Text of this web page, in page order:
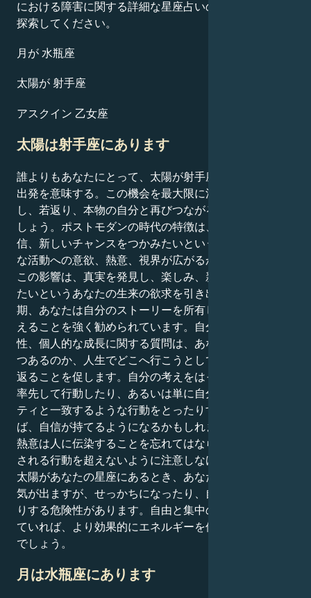
における障害に関する詳細な星座占いのプロフィールを
探索してください。
月が 水瓶座
太陽が 射手座
アスクイン 乙女座
太陽は射手座にあります
誰よりもあなたにとって、太陽が射手座に戻ることは再
出発を意味する。この機会を最大限に活用すれば、集中
し、若返り、本物の自分と再びつながることができるで
しょう。ポストモダンの時代の特徴は、新たな活力、自
信、新しいチャンスをつかみたいという欲求です。好き
な活動への意欲、熱意、視界が広がるかもしれません。
この影響は、真実を発見し、楽しみ、新しいことを学び
たいというあなたの生来の欲求を引き出します。この時
期、あなたは自分のストーリーを所有し、それを人に伝
えることを強く勧められています。自分らしさ、方向
性、個人的な成長に関する質問は、あなたが誰になりつ
つあるのか、人生でどこへ行こうとしているのかを振り
返ることを促します。自分の考えをはっきり述べたり、
率先して行動したり、あるいは単に自分のアイデンティ
ティと一致するような行動をとったりすることができれ
ば、自信が持てるようになるかもしれません。あなたの
熱意は人に伝染することを忘れてはならないが、適切と
される行動を超えないように注意しなければならない。
太陽があなたの星座にあるとき、あなたは通常よりやる
気が出ますが、せっかちになったり、自分を広げすぎた
りする危険性があります。自由と集中のバランスがとれ
ていれば、より効果的にエネルギーを使うことができる
でしょう。
月は水瓶座にあります